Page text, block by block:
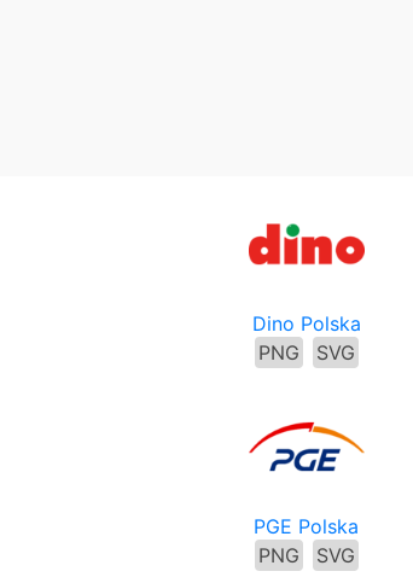
Dino Polska
PNG
SVG
PGE Polska
PNG
SVG